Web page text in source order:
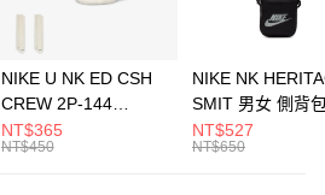
NIKE U NK ED CSH
CREW 2P-144
EMBRDY 男女 短統襪
FZ3073133
NT$365
NT$450
NIKE NK
SMIT 男女 側背
BA5871010
NT$527
NT$650